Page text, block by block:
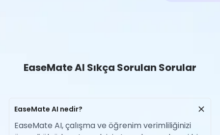
EaseMate AI Sıkça Sorulan Sorular
EaseMate AI nedir?
EaseMate AI, çalışma ve öğrenim verimliliğinizi